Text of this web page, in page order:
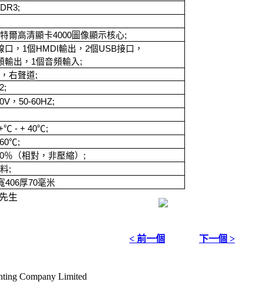
爾高清顯卡4000圖像顯示核心;
口， 1個 HMDI 輸出， 2個 USB接口，
輸出， 1個音頻輸入 ;
右聲道;
， 50-60HZ;
℃ - + 40℃;
℃;
％（相對，非壓縮） ;
;
406厚70毫米
生
< 前一個 下一個 >
Company Limited